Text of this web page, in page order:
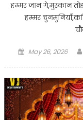
हम्मर जान गे,मुस्कान
हम्मर
Posted
May 26, 2026